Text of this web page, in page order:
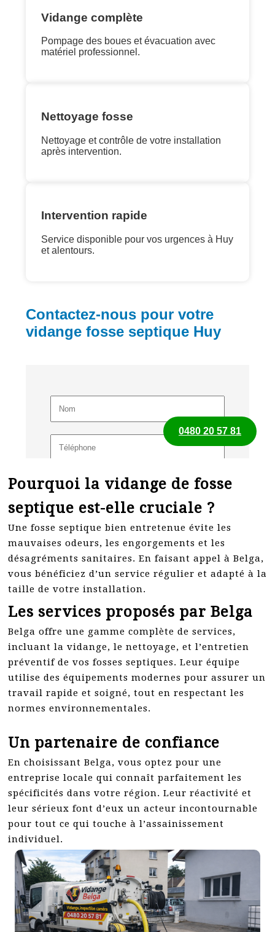
Pourquoi la vidange de fosse
septique est-elle cruciale ?
Une fosse septique bien entretenue évite les
mauvaises odeurs, les engorgements et les
désagréments sanitaires. En faisant appel à Belga,
vous bénéficiez d’un service régulier et adapté à la
taille de votre installation.
Les services proposés par Belga
Belga offre une gamme complète de services,
incluant la vidange, le nettoyage, et l’entretien
préventif de vos fosses septiques. Leur équipe
utilise des équipements modernes pour assurer un
travail rapide et soigné, tout en respectant les
normes environnementales.
Un partenaire de confiance
En choisissant Belga, vous optez pour une
entreprise locale qui connaît parfaitement les
spécificités dans votre région. Leur réactivité et
leur sérieux font d’eux un acteur incontournable
pour tout ce qui touche à l’assainissement
individuel.